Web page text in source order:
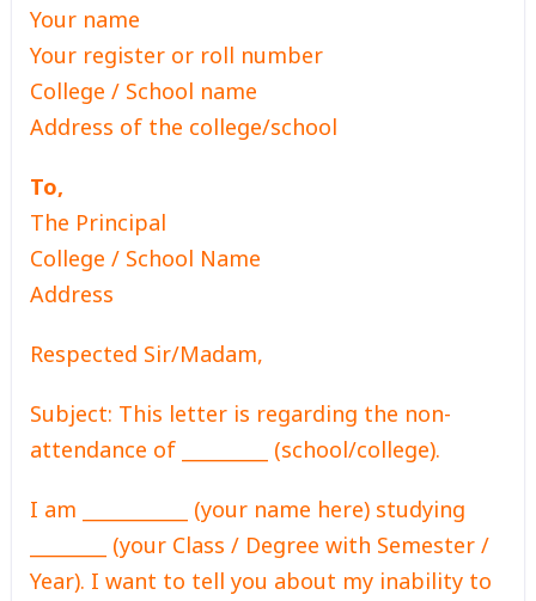
Your name
Your register or roll number
College / School name
Address of the college/school
To,
The Principal
College / School Name
Address
Respected Sir/Madam,
Subject: This letter is regarding the non-
attendance of _________ (school/college).
I am ___________ (your name here) studying
________ (your Class / Degree with Semester /
Year). I want to tell you about my inability to